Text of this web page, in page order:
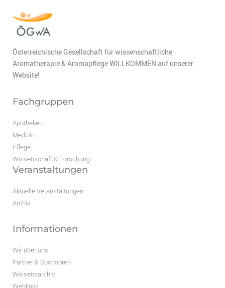
Österreichische Gesellschaft für wissenschaftliche
Aromatherapie & Aromapflege WILLKOMMEN auf unserer
Website!
Fachgruppen
Apotheken
Medizin
Pflege
Wissenschaft & Forschung
Veranstaltungen
Aktuelle Veranstaltungen
Archiv
Informationen
Wir über uns
Partner & Sponsoren
Wissensarchiv
Weblinks